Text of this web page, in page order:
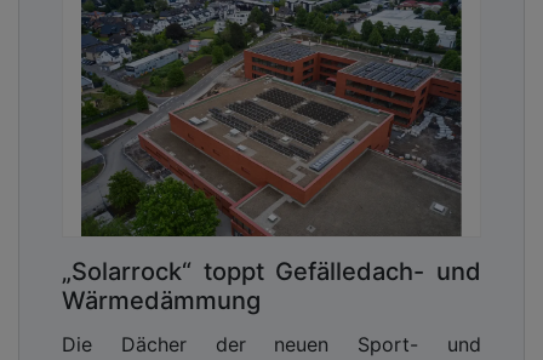
„Solarrock“ toppt Gefälledach- und
Wärmedämmung
Die Dächer der neuen Sport- und